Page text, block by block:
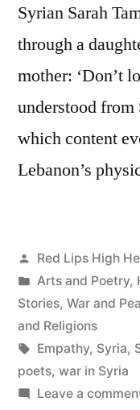
Syrian Sarah
through a
mother: ‘Don’t
understood from
which content
Lebanon’s
Posted
by
Red Lips High
Posted
in
Arts and Poetry,
Stories, War and
and Religions
Tags:
Empathy, Syria,
poets, war in Syria
Leave a